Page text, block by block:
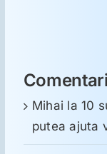
Mihai la10
putea ajuta